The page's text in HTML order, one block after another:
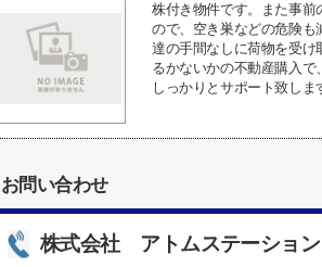
株付き物件です。また事前
ので、空き巣などの危険も
達の手間なしに荷物を受け
るかないかの不動産購入
しっかりとサポート致しま
お問い合わせ
株式会社 アトムステーション